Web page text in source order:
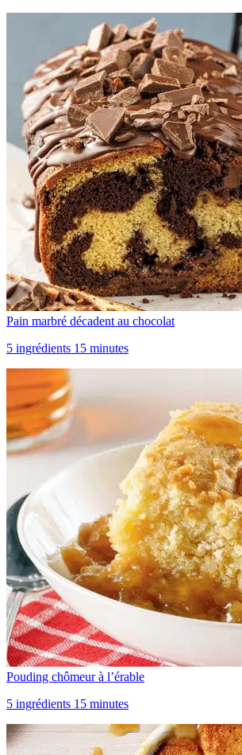
Pain marbré décadent au chocolat
5 ingrédients 15 minutes
Pouding chômeur à l’érable
5 ingrédients 15 minutes